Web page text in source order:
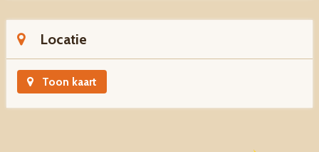
Locatie
Toon kaart